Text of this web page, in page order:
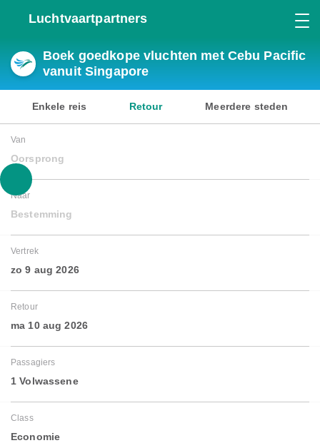
Luchtvaartpartners
Boek goedkope vluchten met Cebu Pacific
vanuit Singapore
Enkele reis Retour Meerdere steden
Van
Oorsprong
Naar
Bestemming
Vertrek
zo 9 aug 2026
Retour
ma 10 aug 2026
Passagiers
1 Volwassene
Class
Economie